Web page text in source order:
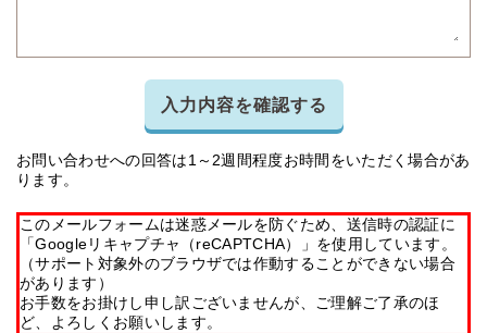
入力内容を確認する
お問い合わせへの回答は1～2週間程度お時間をいただく場合があ
ります。
このメールフォームは迷惑メールを防ぐため、送信時の認証に
「Googleリキャプチャ（reCAPTCHA）」を使用しています。
（サポート対象外のブラウザでは作動することができない場合
があります）
お手数をお掛けし申し訳ございませんが、ご理解ご了承のほ
ど、よろしくお願いします。